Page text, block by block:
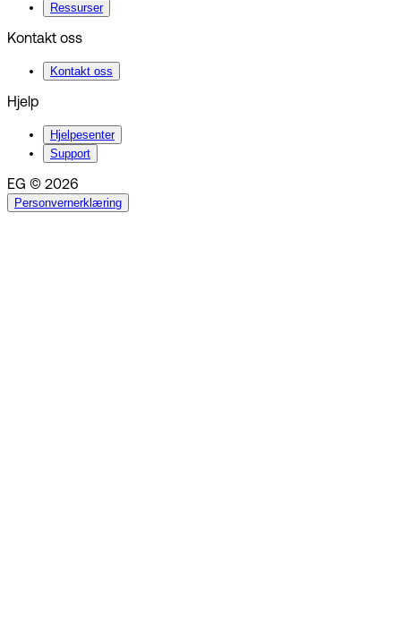
Ressurser
Kontakt oss
Kontakt oss
Hjelp
Hjelpesenter
Support
EG © 2026
Personvernerklæring